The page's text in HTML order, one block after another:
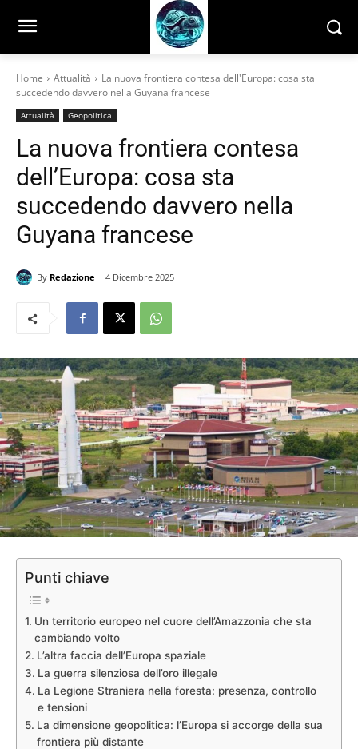
Home Attualità
La nuova frontiera contesa dell'Europa: cosa sta
succedendo davvero nella Guyana francese
Attualità Geopolitica
La nuova frontiera contesa
dell’Europa: cosa sta
succedendo davvero nella
Guyana francese
By Redazione 4 Dicembre 2025
Punti chiave
Un territorio europeo nel cuore dell’Amazzonia che sta
cambiando volto
L’altra faccia dell’Europa spaziale
La guerra silenziosa dell’oro illegale
La Legione Straniera nella foresta: presenza, controllo
e tensioni
La dimensione geopolitica: l’Europa si accorge della sua
frontiera più distante